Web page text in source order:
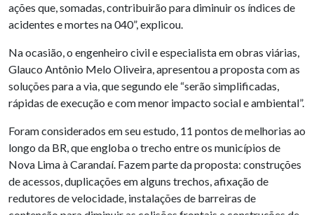
ações que, somadas, contribuirão para diminuir os índices de
acidentes e mortes na 040”, explicou.
Na ocasião, o engenheiro civil e especialista em obras viárias,
Glauco Antônio Melo Oliveira, apresentou a proposta com as
soluções para a via, que segundo ele “serão simplificadas,
rápidas de execução e com menor impacto social e ambiental”.
Foram considerados em seu estudo, 11 pontos de melhorias ao
longo da BR, que engloba o trecho entre os municípios de
Nova Lima à Carandaí. Fazem parte da proposta: construções
de acessos, duplicações em alguns trechos, afixação de
redutores de velocidade, instalações de barreiras de